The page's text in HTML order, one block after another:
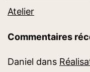
Atelier
Commentaires
Daniel dans